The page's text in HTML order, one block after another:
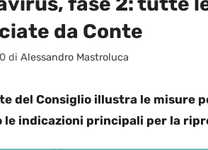
da Conte
di Alessandro Mastroluca
del Consiglio illustra le misure
le indicazioni principali per la